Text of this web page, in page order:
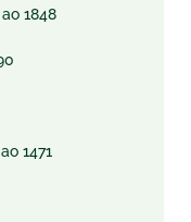
1848
1471